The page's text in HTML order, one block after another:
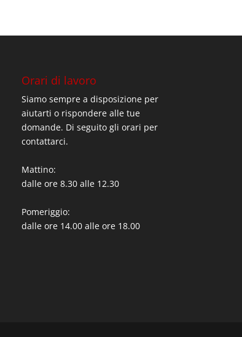
Orari di lavoro
Siamo sempre a disposizione per
aiutarti o rispondere alle tue
domande. Di seguito gli orari per
contattarci.
Mattino:
dalle ore 8.30 alle 12.30
Pomeriggio:
dalle ore 14.00 alle ore 18.00